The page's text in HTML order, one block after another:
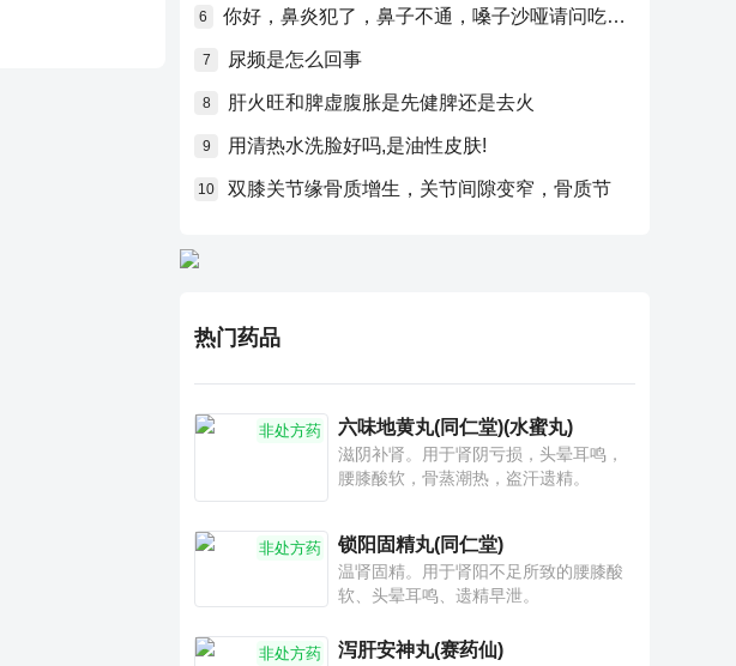
6 你好，鼻炎犯了，鼻子不通，嗓子沙哑请问吃什么药比较好？
7 尿频是怎么回事
8 肝火旺和脾虚腹胀是先健脾还是去火
9 用清热水洗脸好吗,是油性皮肤!
10 双膝关节缘骨质增生，关节间隙变窄，骨质节
热门药品
非处方药 六味地黄丸(同仁堂)(水蜜丸)
滋阴补肾。用于肾阴亏损，头晕耳鸣，
腰膝酸软，骨蒸潮热，盗汗遗精。
非处方药 锁阳固精丸(同仁堂)
温肾固精。用于肾阳不足所致的腰膝酸
软、头晕耳鸣、遗精早泄。
非处方药 泻肝安神丸(赛药仙)